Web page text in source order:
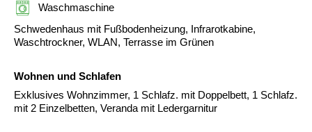
Waschmaschine
Schwedenhaus mit Fußbodenheizung, Infrarotkabine,
Waschtrockner, WLAN, Terrasse im Grünen
Wohnen und Schlafen
Exklusives Wohnzimmer, 1 Schlafz. mit Doppelbett, 1 Schlafz.
mit 2 Einzelbetten, Veranda mit Ledergarnitur